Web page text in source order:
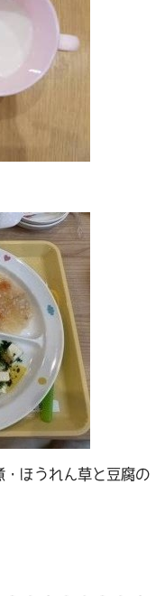
ほうれん草と豆腐の